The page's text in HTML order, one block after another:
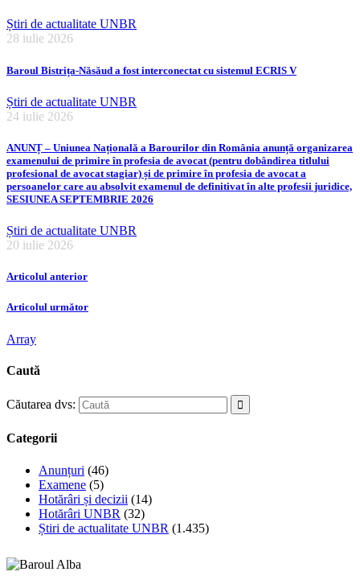
Știri de actualitate UNBR
28 iulie 2026
Baroul Bistrița-Năsăud a fost interconectat cu sistemul ECRIS V
Știri de actualitate UNBR
24 iulie 2026
ANUNȚ – Uniunea Națională a Barourilor din România anunță organizarea
examenului de primire în profesia de avocat (pentru dobândirea titlului
profesional de avocat stagiar) și de primire în profesia de avocat a
persoanelor care au absolvit examenul de definitivat în alte profesii juridice,
SESIUNEA SEPTEMBRIE 2026
Știri de actualitate UNBR
20 iulie 2026
Articolul anterior
Articolul următor
Array
Caută
Căutarea dvs:
Categorii
Anunțuri (46)
Examene (5)
Hotărâri și decizii (14)
Hotărâri UNBR (32)
Știri de actualitate UNBR (1.435)